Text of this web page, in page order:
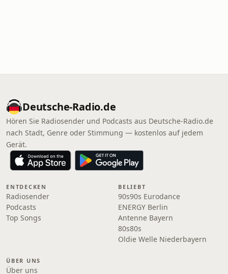
Deutsche-Radio.de
Hören Sie Radiosender und Podcasts aus Deutsche-Radio.de
nach Stadt, Genre oder Stimmung — kostenlos auf jedem
Gerät.
ENTDECKEN
Radiosender
Podcasts
Top Songs
BELIEBT
90s90s Eurodance
ENERGY Berlin
Antenne Bayern
80s80s
Oldie Welle Niederbayern
ÜBER UNS
Über uns